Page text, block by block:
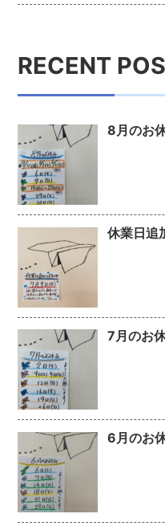
RECENT
8月のお
休業日追
7月のお
6月のお